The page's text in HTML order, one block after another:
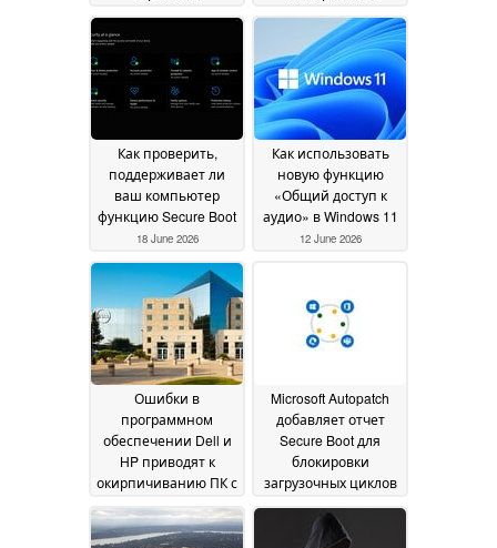
22 June 2026
20 June
2026
Как проверить,
поддерживает ли
ваш компьютер
функцию Secure Boot
18 June 2026
Как использовать
новую функцию
«Общий доступ к
аудио» в Windows 11
12 June 2026
Ошибки в
программном
обеспечении Dell и
HP приводят к
окирпичиванию ПК с
09 June 2026
Microsoft Autopatch
добавляет отчет
Secure Boot для
блокировки
загрузочных циклов
08 June 2026